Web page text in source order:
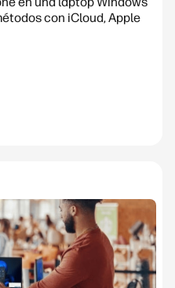
con iCloud, Apple